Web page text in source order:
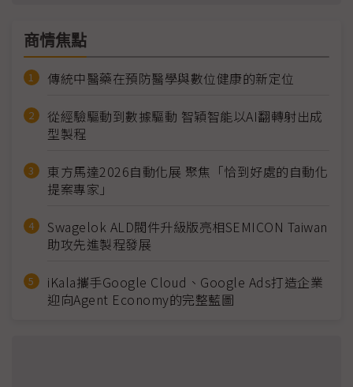
商情焦點
傳統中醫藥在預防醫學與數位健康的新定位
從經驗驅動到數據驅動 智穎智能以AI翻轉射出成
型製程
東方馬達2026自動化展 聚焦「恰到好處的自動化
提案專家」
Swagelok ALD閥件升級版亮相SEMICON Taiwan
助攻先進製程發展
iKala攜手Google Cloud、Google Ads打造企業
迎向Agent Economy的完整藍圖